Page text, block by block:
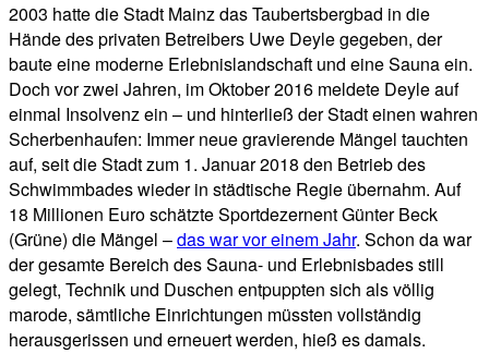
2003 hatte die Stadt Mainz das Taubertsbergbad in die
Hände des privaten Betreibers Uwe Deyle gegeben, der
baute eine moderne Erlebnislandschaft und eine Sauna ein.
Doch vor zwei Jahren, im Oktober 2016 meldete Deyle auf
einmal Insolvenz ein – und hinterließ der Stadt einen wahren
Scherbenhaufen: Immer neue gravierende Mängel tauchten
auf, seit die Stadt zum 1. Januar 2018 den Betrieb des
Schwimmbades wieder in städtische Regie übernahm. Auf
18 Millionen Euro schätzte Sportdezernent Günter Beck
(Grüne) die Mängel –das war vor einem Jahr. Schon da war
der gesamte Bereich des Sauna- und Erlebnisbades still
gelegt, Technik und Duschen entpuppten sich als völlig
marode, sämtliche Einrichtungen müssten vollständig
herausgerissen und erneuert werden, hieß es damals.